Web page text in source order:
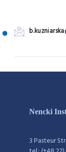
Nencki
3 Pasteur